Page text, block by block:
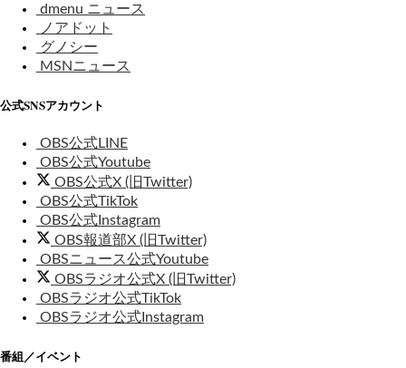
dmenu ニュース
ノアドット
グノシー
MSNニュース
公式SNSアカウント
OBS公式LINE
OBS公式Youtube
OBS公式X (旧Twitter)
OBS公式TikTok
OBS公式Instagram
OBS報道部X (旧Twitter)
OBSニュース公式Youtube
OBSラジオ公式X (旧Twitter)
OBSラジオ公式TikTok
OBSラジオ公式Instagram
番組／イベント